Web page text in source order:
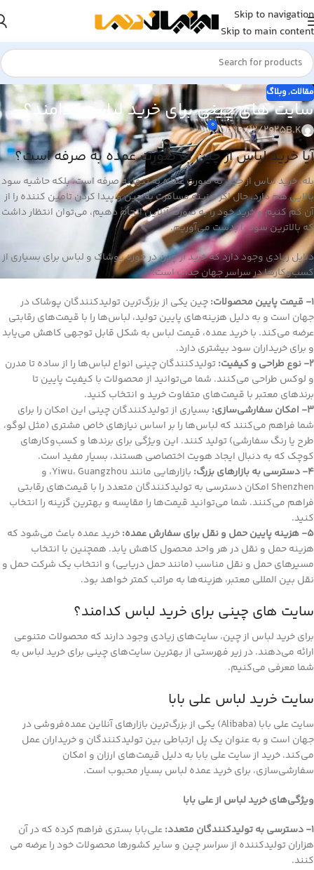
Skip to navigation
Skip to main content
مقالات,وبلاگ
سایت های چینی برای خرید لباس کدامند؟
B.K
On 10/12/2025
0
آیا خرید لباس از چین به صورت عمده به صرفه است؟
بله، خرید لباس از چین به صورت عمده نه تنها به صرفه است، بلکه حاشیه سود
بالایی هم دارد. حال اگر هزینه مسافرت به چین و پیدا کردن تامین کننده را از
آن کم کنیم و خرید خود را به صورت آنلاین انجام دهیم، می‌توان انتظار داشت
که بالاترین سود را بدست می‌آوریم.
دلایل زیادی وجود دارد که خرید از چین در حوزه پوشاک و لباس برای بسیاری از
کسب‌وکارها در سراسر جهان جذاب است.
1- قیمت پایین محصولات:
چین یکی از بزرگ‌ترین تولیدکنندگان پوشاک در
جهان است و به دلیل هزینه‌های پایین تولید، لباس‌ها را با قیمت‌های رقابتی
عرضه می‌کند. با خرید عمده، قیمت لباس به شکل قابل‌ توجهی کاهش می‌یابد
و برای خریداران سود بیشتری دارد.
2- نوع طراحی و کیفیت:
تولیدکنندگان چینی انواع لباس‌ها را از ساده تا مدرن
و لوکس طراحی می‌کنند. شما می‌توانید از محصولات با کیفیت پایین تا
برندهای معتبر با قیمت‌های متفاوت خرید و انتخاب کنید.
3- امکان سفارشی‌سازی:
بسیاری از تولیدکنندگان چینی این امکان را برای
شما فراهم می‌کنند که لباس‌ها را بر اساس نیازهای خاص مشتری (مثل لوگو،
طرح یا رنگ سفارشی) تولید کنند. این ویژگی برای برندها و کسب‌وکارهای
کوچک که به دنبال ایجاد هویت اختصاصی هستند، بسیار مفید است.
4- دسترسی به بازارهای بزرگ:
بازارهایی مانند Yiwu، Guangzhou، و
Shenzhen امکان دسترسی به تولیدکنندگان متعدد را با قیمت‌های رقابتی
فراهم می‌کنند. شما می‌توانید قیمت‌ها را مقایسه و بهترین گزینه را انتخاب
کنید.
5- هزینه پایین حمل ‌و نقل برای سفارش عمده:
خرید عمده باعث می‌شود که
هزینه حمل و نقل در هر واحد محصول کاهش یابد. همچنین با انتخاب
مسیرهای حمل ‌و نقل مناسب (مانند حمل دریایی) و انتخاب یک شرکت حمل و
نقل بین المللی معتبر، هزینه‌ها به ‌مراتب کمتر خواهد بود.
سایت های چینی برای خرید لباس کدامند؟
برای خرید لباس از چین، سایت‌های زیادی وجود دارند که محصولات متنوعی
ارائه می‌دهند. در زیر فهرستی از بهترین سایت‌های چینی برای خرید لباس به
شما معرفی می‌کنیم.
سایت خرید لباس علی بابا
سایت علی‌ بابا (Alibaba) یکی از بزرگ‌ترین بازارهای آنلاین عمده‌فروشی در
جهان است و به عنوان یک پل ارتباطی بین تولیدکنندگان و خریداران عمل
می‌کند. خرید از سایت علی بابا به دلیل قیمت‌های ارزان و امکان
سفارشی‌سازی، برای خرید عمده لباس بسیار محبوب است.
ویژگی‌های خرید لباس از علی ‌بابا
1- دسترسی به تولیدکنندگان متعدد:
علی‌بابا بستری فراهم کرده که در آن
هزاران تولیدکننده از سراسر چین و سایر کشورها محصولات خود را عرضه می
کنند.